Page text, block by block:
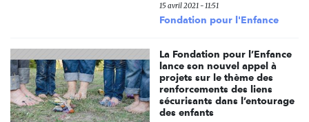
15 avril 2021 - 11:51
Fondation pour l'Enfance
La Fondation pour l’Enfance
lance son nouvel appel à
projets sur le thème des
renforcements des liens
sécurisants dans l’entourage
des enfants